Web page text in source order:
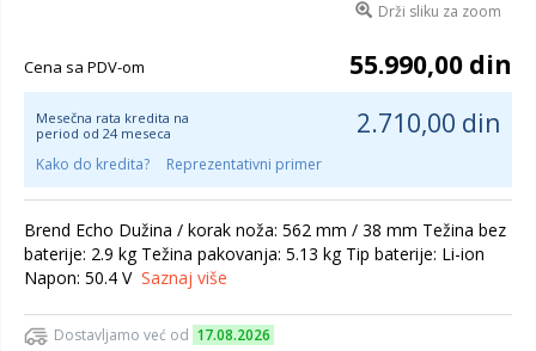
Drži sliku za zoom
Cena sa PDV-om 55.990,00 din
Mesečna rata kredita na
period od 24 meseca
2.710,00 din
Kako do kredita? Reprezentativni primer
Brend Echo Dužina / korak noža: 562 mm / 38 mm Težina bez
baterije: 2.9 kg Težina pakovanja: 5.13 kg Tip baterije: Li-ion
Napon: 50.4 V Saznaj više
Dostavljamo već od 17.08.2026